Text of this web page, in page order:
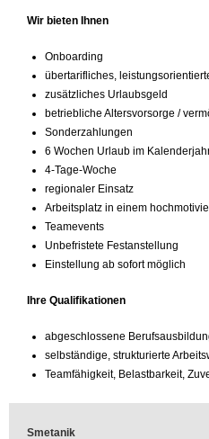
Wir bieten Ihnen
Onboarding
übertarifliches,
zusätzliches Urlaubsgeld
betriebliche Altersvorsorge /
Sonderzahlungen
6 Wochen Urlaub im
4-Tage-Woche
regionaler Einsatz
Arbeitsplatz in einem
Teamevents
Unbefristete Festanstellung
Einstellung ab sofort möglich
Ihre Qualifikationen
abgeschlossene
selbständige, strukturierte
Teamfähigkeit, Belastbarkeit,
Smetanik